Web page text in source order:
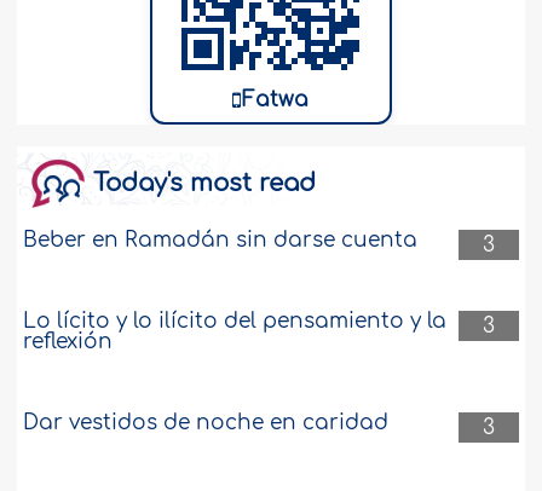
Fatwa
Today's most read
3
Beber en Ramadán sin darse cuenta
3
Lo lícito y lo ilícito del pensamiento y la
reflexión
3
Dar vestidos de noche en caridad